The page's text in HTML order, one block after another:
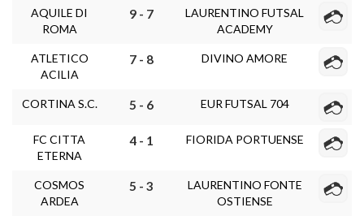
AQUILE DI
ROMA
9 - 7
LAURENTINO FUTSAL
ACADEMY
ATLETICO
ACILIA
7 - 8 DIVINO AMORE
CORTINA S.C. 5 - 6 EUR FUTSAL 704
FC CITTA
ETERNA
4 - 1 FIORIDA PORTUENSE
COSMOS
ARDEA
5 - 3
LAURENTINO FONTE
OSTIENSE